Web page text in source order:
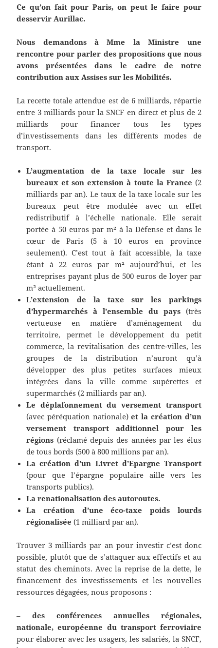
Ce qu’on fait pour Paris, on peut le faire pour
desservir Aurillac.
Nous demandons à Mme la Ministre une
rencontre pour parler des propositions que nous
avons présentées dans le cadre de notre
contribution aux Assises sur les Mobilités.
La recette totale attendue est de 6 milliards, répartie
entre 3 milliards pour la SNCF en direct et plus de 2
milliards pour financer tous les types
d’investissements dans les différents modes de
transport.
L’augmentation de la taxe locale sur les
bureaux et son extension à toute la France (2
milliards par an). Le taux de la taxe locale sur les
bureaux peut être modulée avec un effet
redistributif à l’échelle nationale. Elle serait
portée à 50 euros par m² à la Défense et dans le
cœur de Paris (5 à 10 euros en province
seulement). C’est tout à fait accessible, la taxe
étant à 22 euros par m² aujourd’hui, et les
entreprises payant plus de 500 euros de loyer par
m² actuellement.
L’extension de la taxe sur les parkings
d’hypermarchés à l’ensemble du pays (très
vertueuse en matière d’aménagement du
territoire, permet le développement du petit
commerce, la revitalisation des centre-villes, les
groupes de la distribution n’auront qu’à
développer des plus petites surfaces mieux
intégrées dans la ville comme supérettes et
supermarchés (2 milliards par an).
Le déplafonnement du versement transport
(avec péréquation nationale)et la création d’un
versement transport additionnel pour les
régions (réclamé depuis des années par les élus
de tous bords (500 à 800 millions par an).
La création d’un Livret d’Epargne Transport
(pour que l’épargne populaire aille vers les
transports publics).
La renationalisation des autoroutes.
La création d’une éco-taxe poids lourds
régionalisée(1 milliard par an).
Trouver 3 milliards par an pour investir c’est donc
possible, plutôt que de s’attaquer aux effectifs et au
statut des cheminots. Avec la reprise de la dette, le
financement des investissements et les nouvelles
ressources dégagées, nous proposons :
–des conférences annuelles régionales,
nationale, européenne du transport ferroviaire
pour élaborer avec les usagers, les salariés, la SNCF,